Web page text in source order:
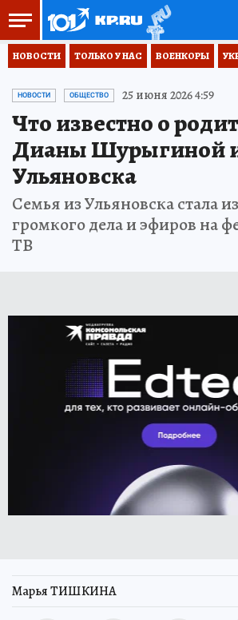
НОВОСТИ ТОЛЬКО У НАС ВОЕНКОРЫ
НОВОСТИ ОБЩЕСТВО 25 июня 2026 4:59
Что известно о
Дианы Шурыгиной
Ульяновска
Семья из Ульяновска стала
громкого дела и эфиров на
ТВ
Марья ТИШКИНА